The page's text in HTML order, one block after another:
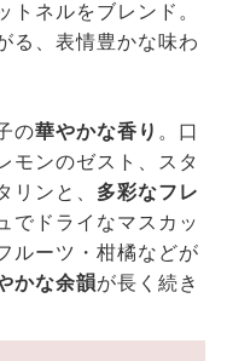
トネルをブレンド。
る、表情豊かな味わ
の華やかな香り 。口
モンのゼスト、スタ
リンと、 多彩なフレ
でドライなマスカッ
ルーツ・柑橘などが
かな余韻が長く続き